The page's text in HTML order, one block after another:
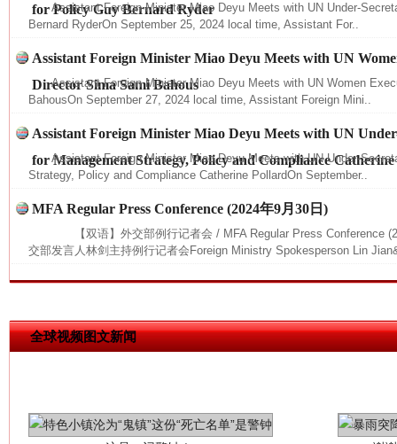
for Policy Guy Bernard Ryder
Assistant Foreign Minister Miao Deyu Meets with UN Under-
Bernard RyderOn September 25, 2024 local time, Assistant For..
Assistant Foreign Minister Miao Deyu Meets with UN
Director Sima Sami Bahous
Assistant Foreign Minister Miao Deyu Meets with UN Women
BahousOn September 27, 2024 local time, Assistant Foreign Mini..
Assistant Foreign Minister Miao Deyu Meets with UN
for Management Strategy, Policy and Compliance
Assistant Foreign Minister Miao Deyu Meets with UN Under-
Strategy, Policy and Compliance Catherine PollardOn September..
MFA Regular Press Conference (2024年9月30日)
【双语】外交部例行记者会 / MFA Regular Press Conference
交部发言人林剑主持例行记者会Foreign Ministry Spokesperson Lin
全球视频图文新闻
网上购药对药下症？